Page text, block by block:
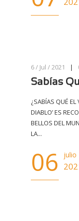
6 / Jul / 2021 |
Sabías
¿SABÍAS QUÉ EL
DIABLO’ ES
BELLOS DEL
LA...
06 julio